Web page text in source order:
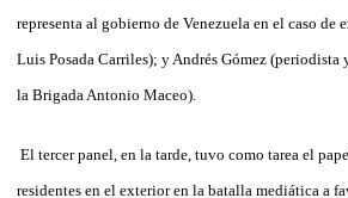
representa al gobierno de Venezuela en el caso de
Luis Posada Carriles); y Andrés Gómez
la Brigada Antonio Maceo).
El tercer panel, en la tarde, tuvo como tarea el
residentes en el exterior en la batalla mediática a